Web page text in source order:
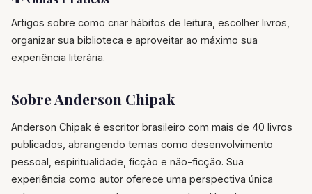
Artigos sobre como criar hábitos de leitura, escolher livros,
organizar sua biblioteca e aproveitar ao máximo sua
experiência literária.
Sobre Anderson Chipak
Anderson Chipak é escritor brasileiro com mais de 40 livros
publicados, abrangendo temas como desenvolvimento
pessoal, espiritualidade, ficção e não-ficção. Sua
experiência como autor oferece uma perspectiva única